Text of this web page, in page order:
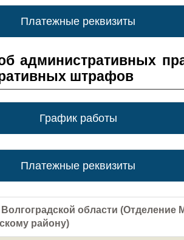
Платежные реквизиты
административных
штрафов
График работы
Платежные реквизиты
области (Отделение
району)